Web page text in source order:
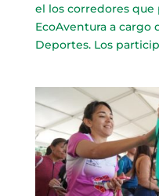
el los corredores que
EcoAventura a cargo
Deportes. Los